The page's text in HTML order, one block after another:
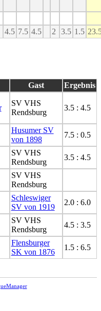
4.5 7.5 4.5 2 3.5 1.5
Gast Ergebnis
SV VHS
Rendsburg
3.5 : 4.5
Husumer SV
von 1898
7.5 : 0.5
SV VHS
Rendsburg
3.5 : 4.5
SV VHS
Rendsburg
Schleswiger
SV von 1919
2.0 : 6.0
SV VHS
Rendsburg
4.5 : 3.5
Flensburger
SK von 1876
1.5 : 6.5